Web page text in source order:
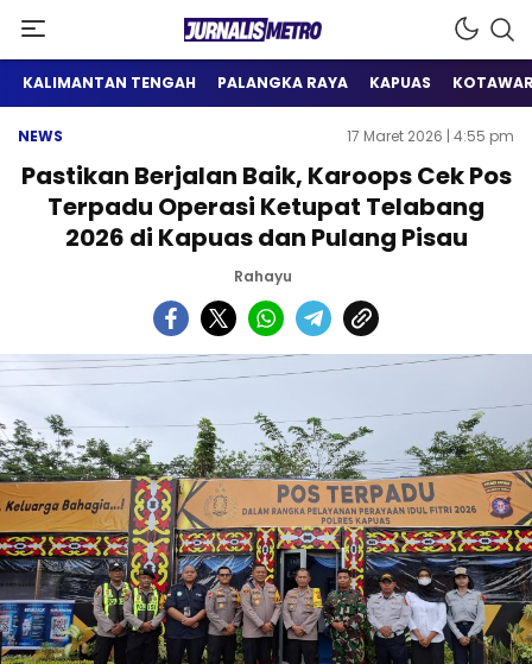
Jurnalis Metro
Satu Wadah Informasi
KALIMANTAN TENGAH PALANGKA RAYA KAPUAS
NEWS 17 Maret 2026 | 4:55 pm
Pastikan Berjalan Baik, Karoops Cek Pos
Terpadu Operasi Ketupat Telabang
2026 di Kapuas dan Pulang Pisau
Rahayu